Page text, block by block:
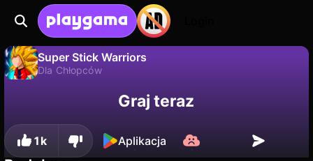
Super Stick Warriors
Dla Chłopców
Zapisz postępy! Nie
Graj teraz
1k Aplikacja